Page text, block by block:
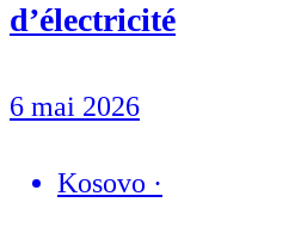
d’électricité
6 mai 2026
Kosovo ·